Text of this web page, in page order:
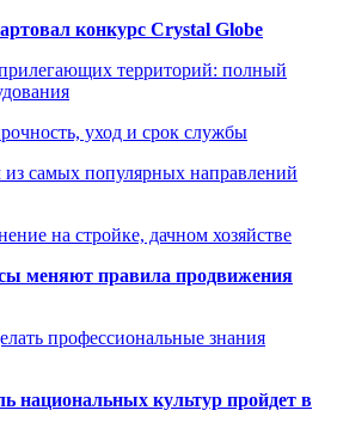
конкурс Crystal Globe
территорий: полный
уход и срок службы
из самых популярных направлений
на стройке, дачном хозяйстве
меняют правила продвижения
профессиональные знания
национальных культур пройдет в